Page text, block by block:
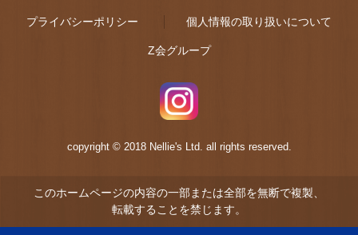
プライバシーポリシー 個人情報の取り扱いについて
Z会グループ
copyright © 2018 Nellie's Ltd. all rights reserved.
このホームページの内容の一部または全部を無断で複製、
転載することを禁じます。